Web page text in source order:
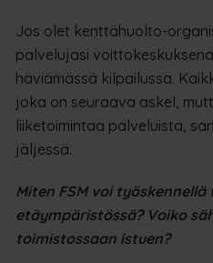
Jos olet kenttähuolto-
palvelujasi
häviämässä kilpailussa.
joka on seuraava askel,
liiketoimintaa palveluista,
jäljessä.
Miten FSM voi
etäympäristössä? Voiko
toimistossaan istuen?